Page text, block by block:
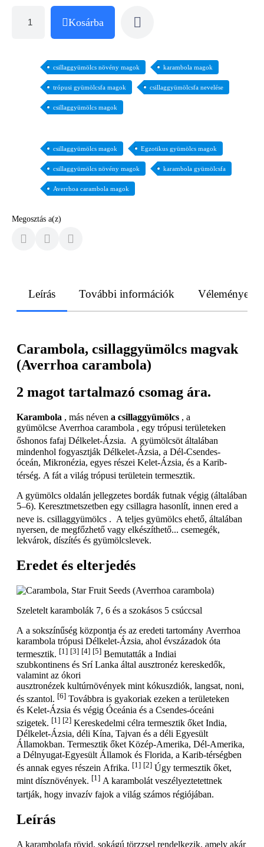
Kosárba
csillaggyümölcs növény magok karambola magok
trópusi gyümölcsfa magok csillaggyümölcsfa nevelése
csillaggyümölcs magok
csillaggyümölcs magok Egzotikus gyümölcs magok
csillaggyümölcs növény magok karambola gyümölcsfa
Averrhoa carambola magok
Megosztás a(z)
Leírás További információk Vélemények
Carambola, csillaggyümölcs magvak
(Averrhoa carambola)
2 magot tartalmazó csomag ára.
Karambola , más néven a csillaggyümölcs , a
gyümölcse Averrhoa carambola , egy trópusi területeken
őshonos fafaj Délkelet-Ázsia. A gyümölcsöt általában
mindenhol fogyasztják Délkelet-Ázsia, a Dél-Csendes-
óceán, Mikronézia, egyes részei Kelet-Ázsia, és a Karib-
térség. A fát a világ trópusi területein termesztik.
A gyümölcs oldalán jellegzetes bordák futnak végig (általában
5–6). Keresztmetszetben egy csillagra hasonlít, innen ered a
neve is. csillaggyümölcs . A teljes gyümölcs ehető, általában
nyersen, de megfőzhető vagy elkészíthető... csemegék,
lekvárok, díszítés és gyümölcslevek.
Eredet és elterjedés
Szeletelt karambolák 7, 6 és a szokásos 5 csúccsal
A a sokszínűség központja és az eredeti tartomány Averrhoa
karambola trópusi Délkelet-Ázsia, ahol évszázadok óta
termesztik. [1] [3] [4] [5] Bemutatták a Indiai
szubkontinens és Srí Lanka által ausztronéz kereskedők,
valamint az ókori
ausztronézek kultúrnövények mint kókuszdiók, langsat, noni,
és szantol. [6] Továbbra is gyakoriak ezeken a területeken
és Kelet-Ázsia és végig Óceánia és a Csendes-óceáni
szigetek. [1] [2] Kereskedelmi célra termesztik őket India,
Délkelet-Ázsia, déli Kína, Tajvan és a déli Egyesült
Államokban. Termesztik őket Közép-Amerika, Dél-Amerika,
a Délnyugat-Egyesült Államok és Florida, a Karib-térségben
és annak egyes részein Afrika. [1] [2] Úgy termesztik őket,
mint dísznövények. [1] A karambolát veszélyeztetettnek
tartják, hogy invazív fajok a világ számos régiójában.
Leírás
A karambolafa rövid, sokágú törzzsel rendelkezik, amely akár